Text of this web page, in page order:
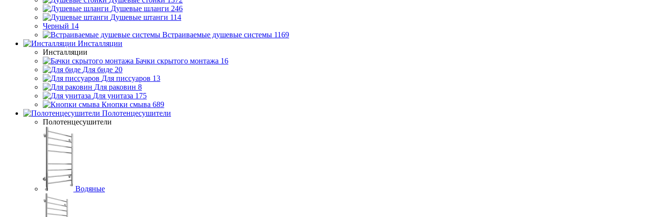
Душевые шланги 246
Душевые штанги 114
Черный 14
Встраиваемые душевые системы 1169
Инсталляции
Инсталляции
Бачки скрытого монтажа 16
Для биде 20
Для писсуаров 13
Для раковин 8
Для унитаза 175
Кнопки смыва 689
Полотенцесушители
Полотенцесушители
Водяные